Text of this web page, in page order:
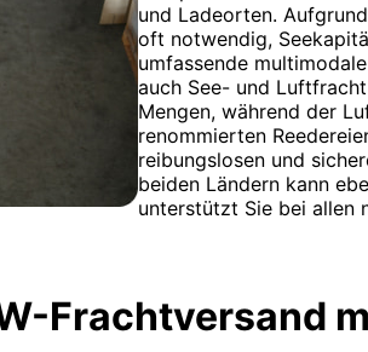
und Ladeorten.
oft notwendig,
umfassende
auch See- und
Mengen, während der
renommierten
reibungslosen und
beiden Ländern kann
unterstützt Sie bei allen
Frachtversand